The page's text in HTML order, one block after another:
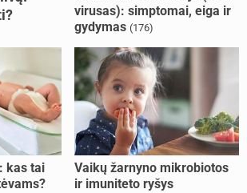
virusas): simptomai, eiga ir
gydymas (176)
kas tai
Vaikų žarnyno mikrobiotos
ir imuniteto ryšys